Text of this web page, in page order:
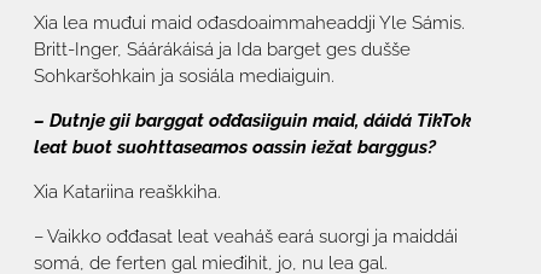
Xia lea muđui maid ođasdoaimmaheaddji Yle Sámis.
Britt-Inger, Sáárákáisá ja Ida barget ges dušše
Sohkaršohkain ja sosiála mediaiguin.
– Dutnje gii barggat ođđasiiguin maid, dáidá TikTok
leat buot suohttaseamos oassin iežat barggus?
Xia Katariina reaškkiha.
– Vaikko ođđasat leat veaháš eará suorgi ja maiddái
somá, de ferten gal mieđihit, jo, nu lea gal.